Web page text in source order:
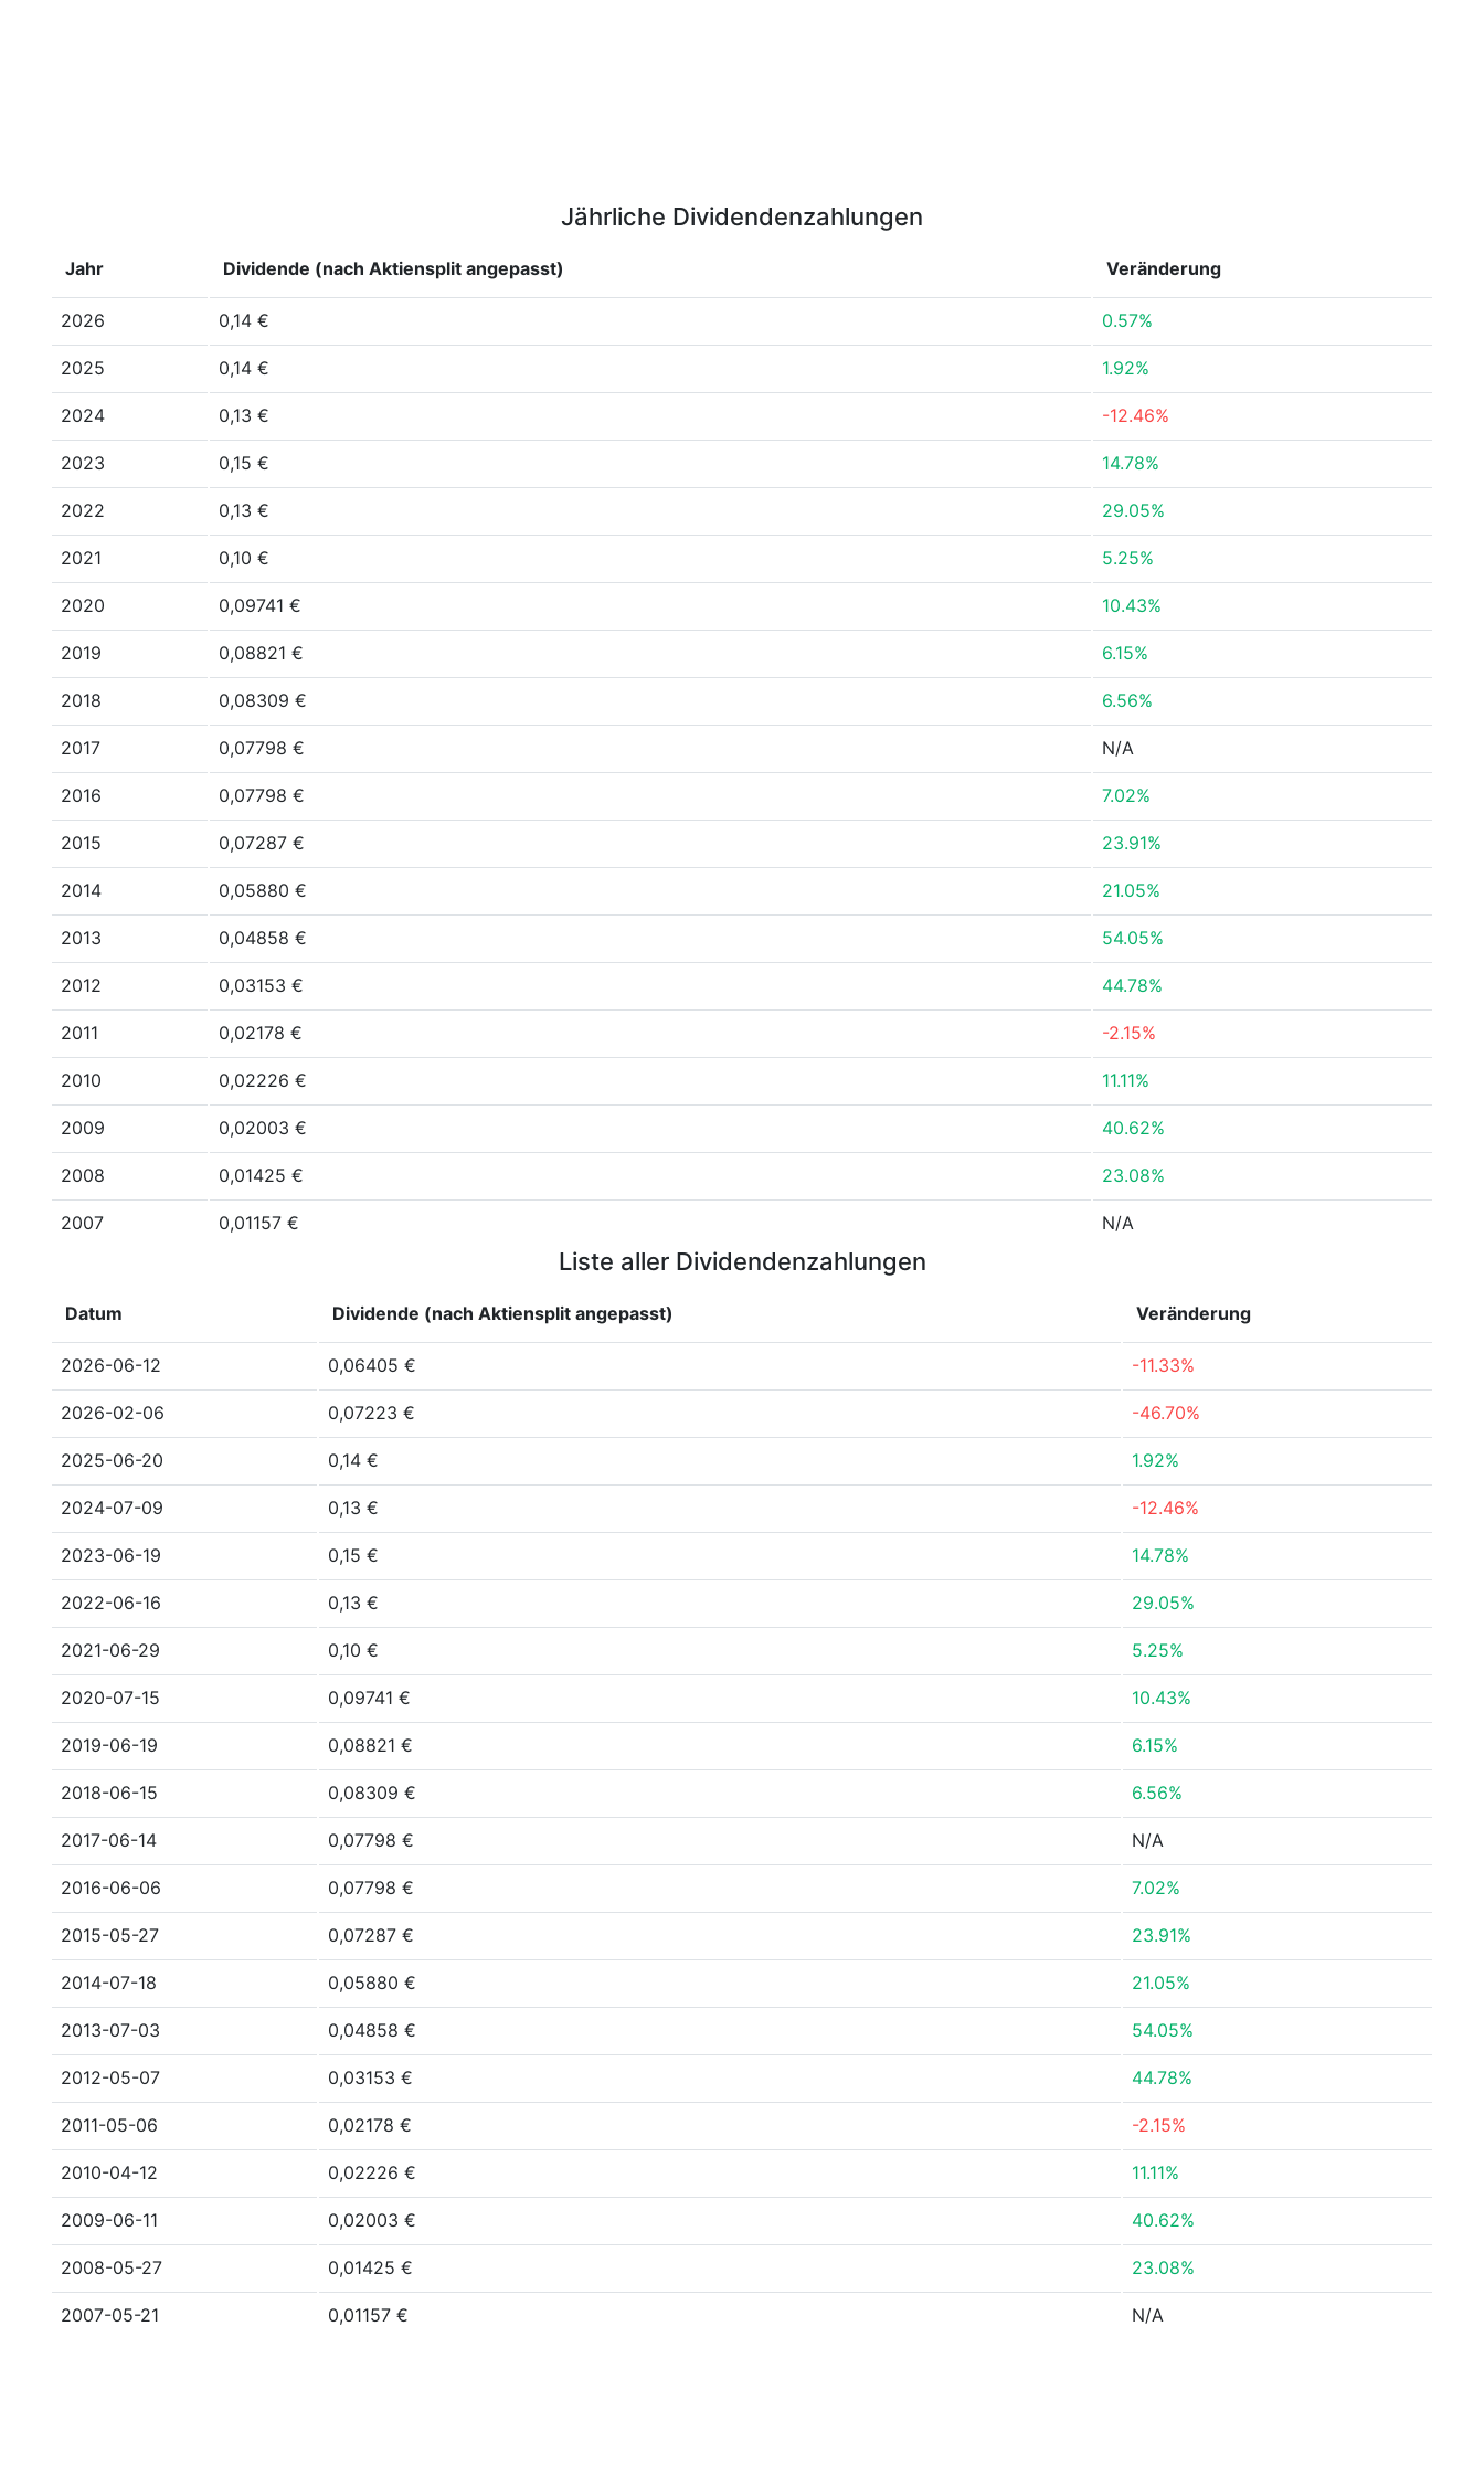
Jährliche Dividendenzahlungen
Jahr Dividende (nach Aktiensplit angepasst) Veränderung
2026 0,14 € 0.57%
2025 0,14 € 1.92%
2024 0,13 € -12.46%
2023 0,15 € 14.78%
2022 0,13 € 29.05%
2021 0,10 € 5.25%
2020 0,09741 € 10.43%
2019 0,08821 € 6.15%
2018 0,08309 € 6.56%
2017 0,07798 € N/A
2016 0,07798 € 7.02%
2015 0,07287 € 23.91%
2014 0,05880 € 21.05%
2013 0,04858 € 54.05%
2012 0,03153 € 44.78%
2011 0,02178 € -2.15%
2010 0,02226 € 11.11%
2009 0,02003 € 40.62%
2008 0,01425 € 23.08%
2007 0,01157 € N/A
Liste aller Dividendenzahlungen
Datum Dividende (nach Aktiensplit angepasst) Veränderung
2026-06-12 0,06405 € -11.33%
2026-02-06 0,07223 € -46.70%
2025-06-20 0,14 € 1.92%
2024-07-09 0,13 € -12.46%
2023-06-19 0,15 € 14.78%
2022-06-16 0,13 € 29.05%
2021-06-29 0,10 € 5.25%
2020-07-15 0,09741 € 10.43%
2019-06-19 0,08821 € 6.15%
2018-06-15 0,08309 € 6.56%
2017-06-14 0,07798 € N/A
2016-06-06 0,07798 € 7.02%
2015-05-27 0,07287 € 23.91%
2014-07-18 0,05880 € 21.05%
2013-07-03 0,04858 € 54.05%
2012-05-07 0,03153 € 44.78%
2011-05-06 0,02178 € -2.15%
2010-04-12 0,02226 € 11.11%
2009-06-11 0,02003 € 40.62%
2008-05-27 0,01425 € 23.08%
2007-05-21 0,01157 € N/A